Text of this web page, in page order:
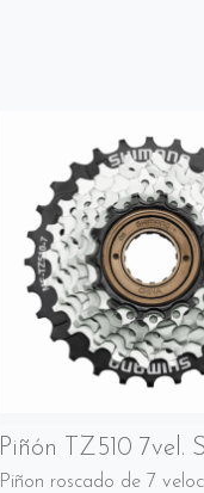
Piñón TZ510 7vel.
Piñon roscado de 7